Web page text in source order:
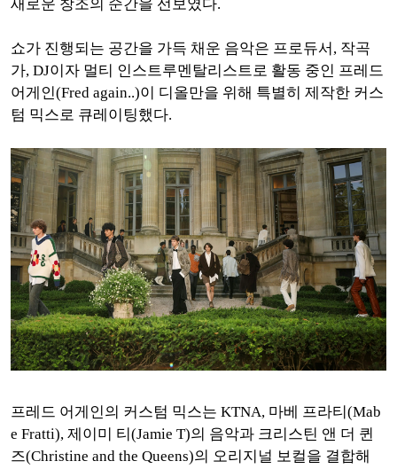
새로운 창조의 순간을 선보였다.
쇼가 진행되는 공간을 가득 채운 음악은 프로듀서, 작곡
가, DJ이자 멀티 인스트루멘탈리스트로 활동 중인 프레드
어게인(Fred again..)이 디올만을 위해 특별히 제작한 커스
텀 믹스로 큐레이팅했다.
프레드 어게인의 커스텀 믹스는 KTNA, 마베 프라티(Mab
e Fratti), 제이미 티(Jamie T)의 음악과 크리스틴 앤 더 퀸
즈(Christine and the Queens)의 오리지널 보컬을 결합해